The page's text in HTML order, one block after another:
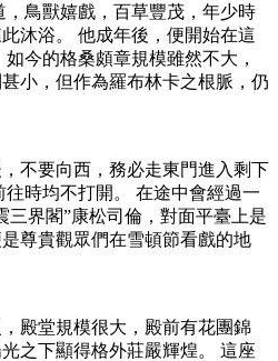
鳥獸嬉戲，百草豐茂，年少時
沐浴。 他成年後，便開始在這
今的格桑頗章規模雖然不大，
小，但作為羅布林卡之根脈，仍
不要向西，務必走東門進入剩下
時均不打開。 在途中會經過一
三界閣”康松司倫，對面平臺上是
尊貴觀眾們在雪頓節看戲的地
殿堂規模很大，殿前有花團錦
之下顯得格外莊嚴輝煌。 這座